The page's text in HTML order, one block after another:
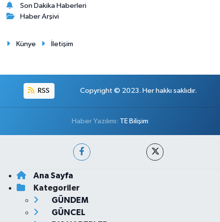
Son Dakika Haberleri
Haber Arşivi
Künye İletişim
RSS Copyright © 2023. Her hakkı saklıdır.
Haber Yazılımı: TE Bilişim
Ana Sayfa
Kategoriler
GÜNDEM
GÜNCEL